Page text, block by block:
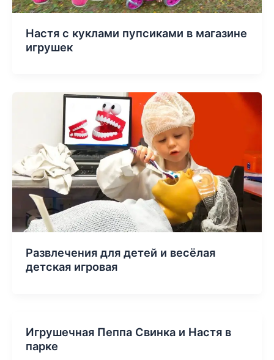
Настя с куклами пупсиками в магазине
игрушек
Развлечения для детей и весёлая
детская игровая
Игрушечная Пеппа Свинка и Настя в
парке